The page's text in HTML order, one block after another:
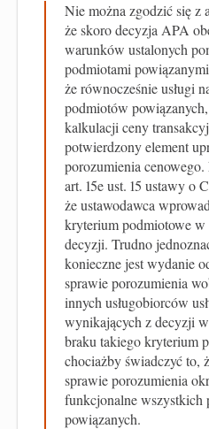
Nie można zgodzić się z
że skoro decyzja APA
warunków ustalonych
podmiotami
że równocześnie usługi
podmiotów
kalkulacji ceny
potwierdzony element
porozumienia
art. 15e ust. 15 ustawy o
że ustawodawca
kryterium podmiotowe w
decyzji. Trudno
konieczne jest wydanie
sprawie porozumienia
innych usługobiorców
wynikających z decyzji
braku takiego kryterium
chociażby świadczyć to,
sprawie porozumienia
funkcjonalne wszystkich
powiązanych.